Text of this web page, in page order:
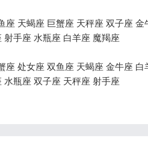
座 天蝎座 巨蟹座 天秤座 双子座 金
射手座 水瓶座 白羊座 魔羯座
座 处女座 双鱼座 天蝎座 金牛座 白
水瓶座 双子座 天秤座 射手座